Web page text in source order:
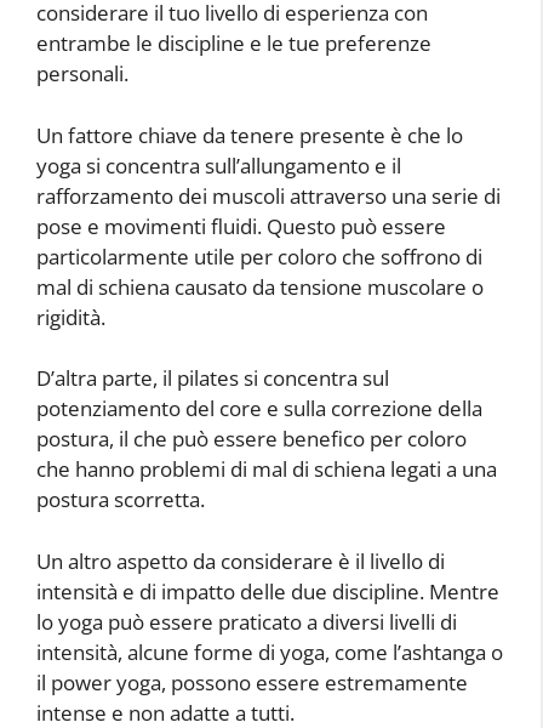
considerare il tuo livello di esperienza con
entrambe le discipline e le tue preferenze
personali.
Un fattore chiave da tenere presente è che lo
yoga si concentra sull’allungamento e il
rafforzamento dei muscoli attraverso una serie di
pose e movimenti fluidi. Questo può essere
particolarmente utile per coloro che soffrono di
mal di schiena causato da tensione muscolare o
rigidità.
D’altra parte, il pilates si concentra sul
potenziamento del core e sulla correzione della
postura, il che può essere benefico per coloro
che hanno problemi di mal di schiena legati a una
postura scorretta.
Un altro aspetto da considerare è il livello di
intensità e di impatto delle due discipline. Mentre
lo yoga può essere praticato a diversi livelli di
intensità, alcune forme di yoga, come l’ashtanga o
il power yoga, possono essere estremamente
intense e non adatte a tutti.